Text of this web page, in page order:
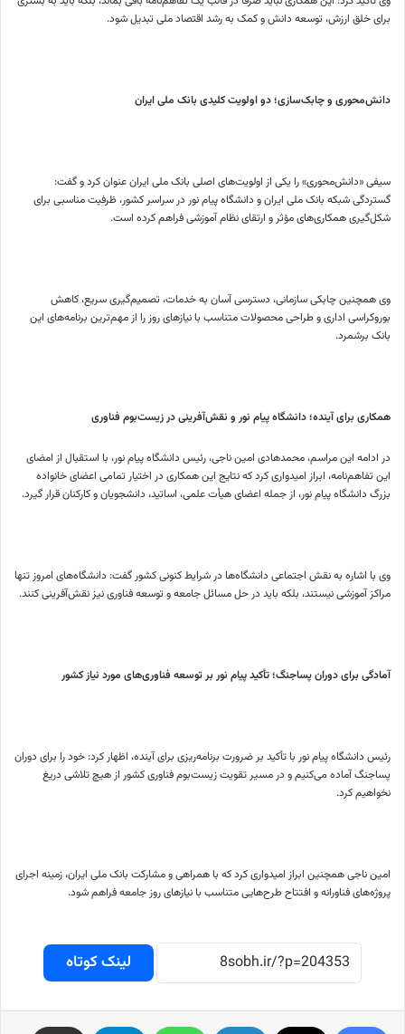
برای خلق ارزش، توسعه دانش و کمک به رشد اقتصاد ملی تبدیل شود.
دانش‌محوری و چابک‌سازی؛ دو اولویت کلیدی بانک ملی ایران
سیفی «دانش‌محوری» را یکی از اولویت‌های اصلی بانک ملی ایران عنوان کرد و گفت:
گستردگی شبکه بانک ملی ایران و دانشگاه پیام نور در سراسر کشور، ظرفیت مناسبی برای
شکل‌گیری همکاری‌های مؤثر و ارتقای نظام آموزشی فراهم کرده است.
وی همچنین چابکی سازمانی، دسترسی آسان به خدمات، تصمیم‌گیری سریع، کاهش
بوروکراسی اداری و طراحی محصولات متناسب با نیازهای روز را از مهم‌ترین برنامه‌های این
بانک برشمرد.
همکاری برای آینده؛ دانشگاه پیام نور و نقش‌آفرینی در زیست‌بوم فناوری
در ادامه این مراسم، محمدهادی امین ناجی، رئیس دانشگاه پیام نور، با استقبال از امضای
این تفاهم‌نامه، ابراز امیدواری کرد که نتایج این همکاری در اختیار تمامی اعضای خانواده
بزرگ دانشگاه پیام نور، از جمله اعضای هیأت علمی، اساتید، دانشجویان و کارکنان قرار گیرد.
وی با اشاره به نقش اجتماعی دانشگاه‌ها در شرایط کنونی کشور گفت: دانشگاه‌های امروز تنها
مراکز آموزشی نیستند، بلکه باید در حل مسائل جامعه و توسعه فناوری نیز نقش‌آفرینی کنند.
آمادگی برای دوران پساجنگ؛ تأکید پیام نور بر توسعه فناوری‌های مورد نیاز کشور
رئیس دانشگاه پیام نور با تأکید بر ضرورت برنامه‌ریزی برای آینده، اظهار کرد: خود را برای دوران
پساجنگ آماده می‌کنیم و در مسیر تقویت زیست‌بوم فناوری کشور از هیچ تلاشی دریغ
نخواهیم کرد.
امین ناجی همچنین ابراز امیدواری کرد که با همراهی و مشارکت بانک ملی ایران، زمینه اجرای
پروژه‌های فناورانه و افتتاح طرح‌هایی متناسب با نیازهای روز جامعه فراهم شود.
لینک کوتاه